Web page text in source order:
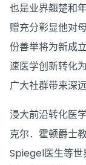
也是业界翘楚和
赠充分彰显他对
份善举将为新成
速医学创新转化
广大社群带来深
浸大前沿转化医
克尔．霍顿爵士
Spiegel医生等世